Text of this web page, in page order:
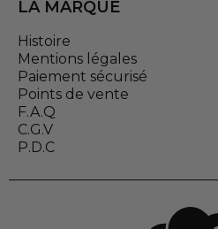
LA MARQUE
Histoire
Mentions légales
Paiement sécurisé
Points de vente
F.A.Q
C.G.V
P.D.C